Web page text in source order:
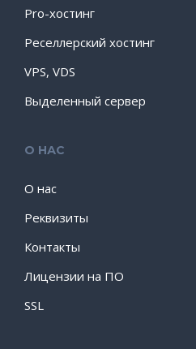
Pro-хостинг
Реселлерский хостинг
VPS, VDS
Выделенный сервер
О НАС
О нас
Реквизиты
Контакты
Лицензии на ПО
SSL